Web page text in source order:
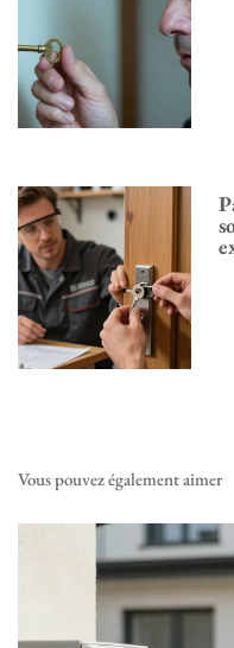
Vous pouvez également aimer